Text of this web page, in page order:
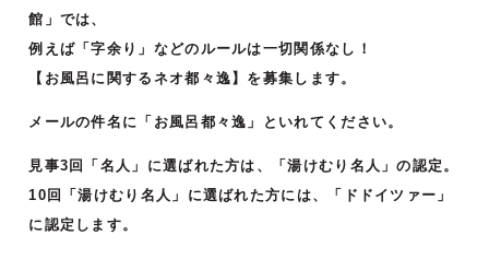
館」では、
例えば「字余り」などのルールは一切関係なし！
【お風呂に関するネオ都々逸】を募集します。
メールの件名に「お風呂都々逸」といれてください。
見事3回「名人」に選ばれた方は、「湯けむり名人」の認定。
10回「湯けむり名人」に選ばれた方には、「ドドイツァー」
に認定します。